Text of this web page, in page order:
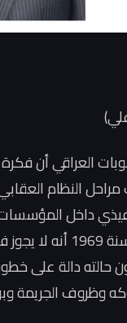
العراقي أن فكرة
النظام
قانون العقوبات
حالته دالة على
وظروف الجريمة